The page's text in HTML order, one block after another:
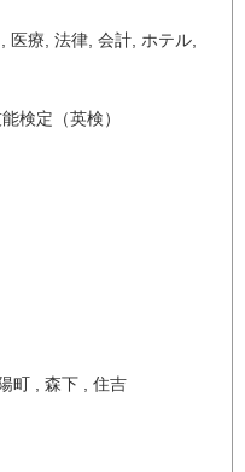
医療 法律 会計 ホテル
検定（英検）
町 , 森下 , 住吉